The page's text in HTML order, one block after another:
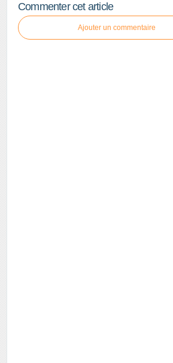
Commenter cet article
Ajouter un commentaire